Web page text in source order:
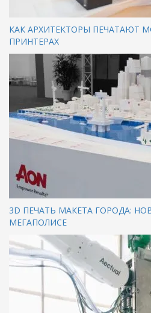
КАК АРХИТЕКТОРЫ ПЕЧАТАЮТ
ПРИНТЕРАХ
3D ПЕЧАТЬ МАКЕТА ГОРОДА:
МЕГАПОЛИСЕ